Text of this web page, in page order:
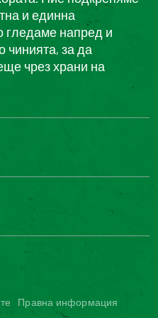
и единна
гледаме напред и
чинията, за да
чрез храни на
Правна информация